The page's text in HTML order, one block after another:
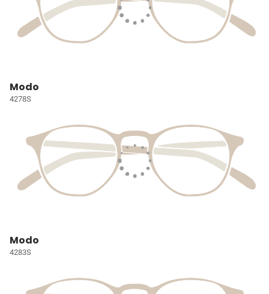
Modo
4278S
Modo
4283S